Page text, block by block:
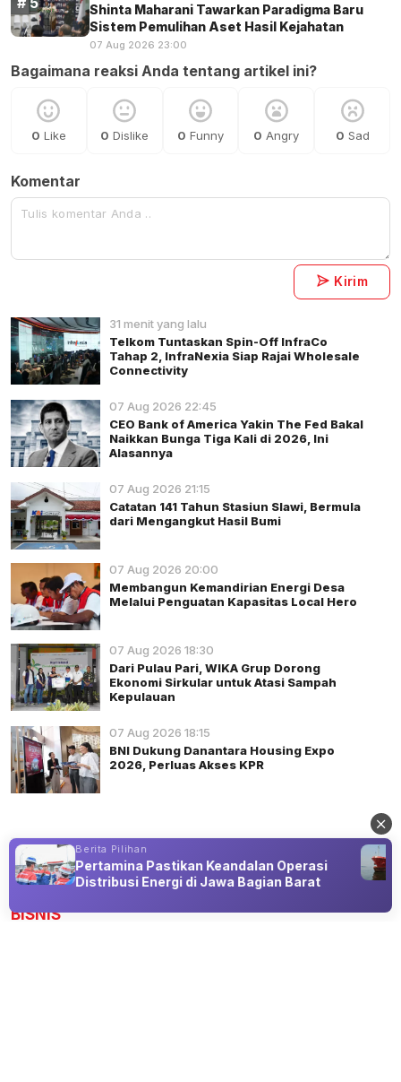
Shinta Maharani Tawarkan Paradigma Baru
Sistem Pemulihan Aset Hasil Kejahatan
07 Aug 2026 23:00
Bagaimana reaksi Anda tentang artikel ini?
0 Like 0 Dislike 0 Funny 0 Angry 0 Sad
Komentar
Kirim
31 menit yang lalu
Telkom Tuntaskan Spin-Off InfraCo
Tahap 2, InfraNexia Siap Rajai Wholesale
Connectivity
07 Aug 2026 22:45
CEO Bank of America Yakin The Fed Bakal
Naikkan Bunga Tiga Kali di 2026, Ini
Alasannya
07 Aug 2026 21:15
Catatan 141 Tahun Stasiun Slawi, Bermula
dari Mengangkut Hasil Bumi
07 Aug 2026 20:00
Membangun Kemandirian Energi Desa
Melalui Penguatan Kapasitas Local Hero
07 Aug 2026 18:30
Dari Pulau Pari, WIKA Grup Dorong
Ekonomi Sirkular untuk Atasi Sampah
Kepulauan
07 Aug 2026 18:15
BNI Dukung Danantara Housing Expo
2026, Perluas Akses KPR
Advertisement
BISNIS
Berita Pilihan
Pertamina Pastikan Keandalan Operasi
Distribusi Energi di Jawa Bagian Barat